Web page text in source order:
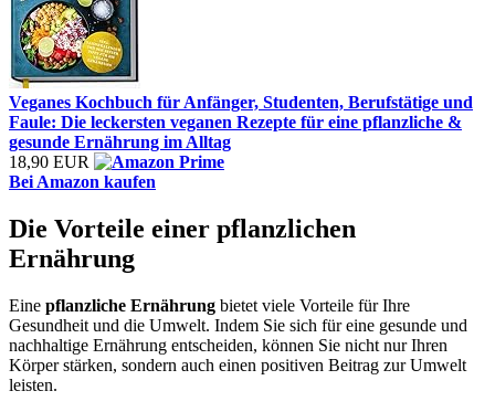
Veganes Kochbuch für Anfänger, Studenten, Berufstätige und
Faule: Die leckersten veganen Rezepte für eine pflanzliche &
gesunde Ernährung im Alltag
18,90 EUR
Bei Amazon kaufen
Die Vorteile einer pflanzlichen
Ernährung
Eine pflanzliche Ernährung bietet viele Vorteile für Ihre
Gesundheit und die Umwelt. Indem Sie sich für eine gesunde und
nachhaltige Ernährung entscheiden, können Sie nicht nur Ihren
Körper stärken, sondern auch einen positiven Beitrag zur Umwelt
leisten.